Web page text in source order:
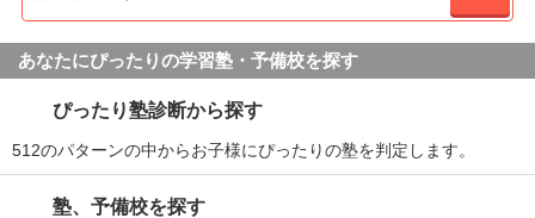
あなたにぴったりの学習塾・予備校を探す
ぴったり塾診断から探す
512のパターンの中からお子様にぴったりの塾を判定します。
塾、予備校を探す